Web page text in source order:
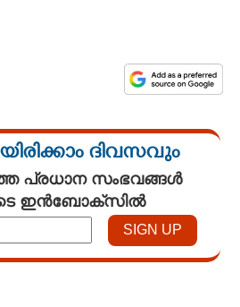
ദിവസവും
പ്രധാന സംഭവങ്ങൾ
ഇൻബോക്സിൽ